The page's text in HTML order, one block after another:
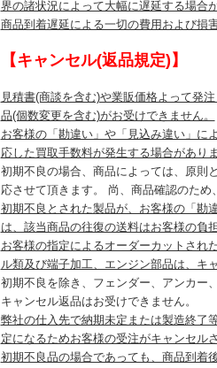
界の諸状況によって大幅に遅延する場合
商品到着遅延による一切の費用および損
【キャンセル(返品規定)】
見積書(商談を含む)や業販価格よって発
品(個数変更を含む)がお受けできません。
お客様の「勘違い」や「見込み違い」に
応した買取手数料が発生する場合があり
初期不良の場合、商品によっては、原則
応させて頂きます。 尚、商品確認のた
初期不良とされた製品が、お客様の「勘
は、該当商品の往復の送料はお客様の負
お客様の指定によるオーダーカットされ
ル類及び端子加工、エンジン部品は、キ
初期不良を除き、フェンダー、アンカー
キャンセル返品はお受けできません。
弊社の仕入先で納期未定または製造終了
定になるためお客様の受注がキャンセル
初期不良品の場合であっても、商品到着